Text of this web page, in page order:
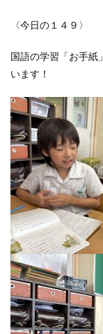
〈今日の１４９〉
国語の学習「お手紙
います！